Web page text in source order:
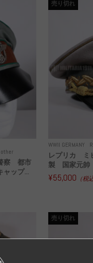
察 都市
ップ...
WWII GERMANY
売り切れ
レプリカ ミ
製 国家元帥
¥55,000 （税
売り切れ